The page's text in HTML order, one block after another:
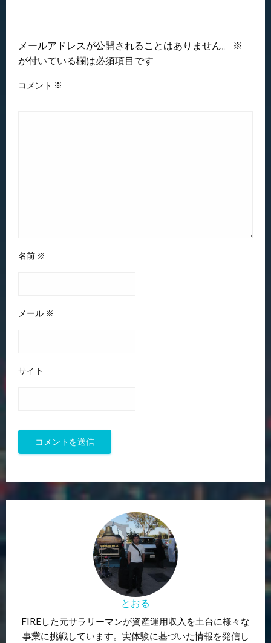
メールアドレスが公開されることはありません。
※
が付いている欄は必須項目です
コメント ※
名前 ※
メール ※
サイト
とおる
FIREした元サラリーマンが資産運用収入を土台に様々な
事業に挑戦しています。実体験に基づいた情報を発信し